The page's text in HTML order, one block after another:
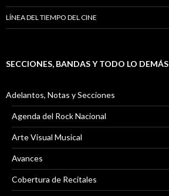
LÍNEA DEL TIEMPO DEL CINE
SECCIONES, BANDAS Y TODO LO DEMÁS
Adelantos, Notas y Secciones
Agenda del Rock Nacional
Arte Visual Musical
Avances
Cobertura de Recitales